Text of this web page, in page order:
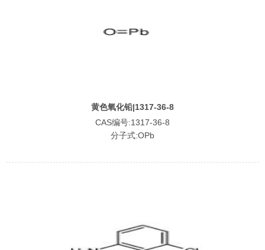
黄色氧化铅|1317-36-8
CAS编号:1317-36-8
分子式:OPb